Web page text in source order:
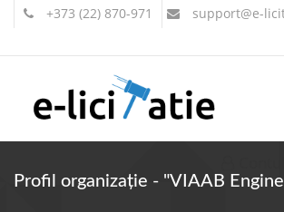
+373 (22) 870-971 support@e-
Profil organizație - "VIAAB